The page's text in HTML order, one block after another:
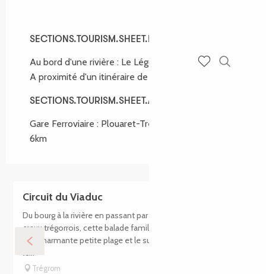
SECTIONS.TOURISM.SHEET.ENVIRONMENT
SECTIONS.TOURISM.SHEET.ENVIRONMENT
Au bord d'une rivière : Le Léguer
A proximité d'un itinéraire de randonnée :
SECTIONS.TOURISM.SHEET.ACCESS
SECTIONS.TOURISM.SHEET.ACCESS
Gare Ferroviaire : Plouaret-Trégor GLOBAL.AT
6km
Circuit du Viaduc
Du bourg à la rivière en passant par les fameux chemins
creux trégorrois, cette balade familiale vous entraîne vers
une charmante petite plage et le surprenant passage sous
le...
Trégrom